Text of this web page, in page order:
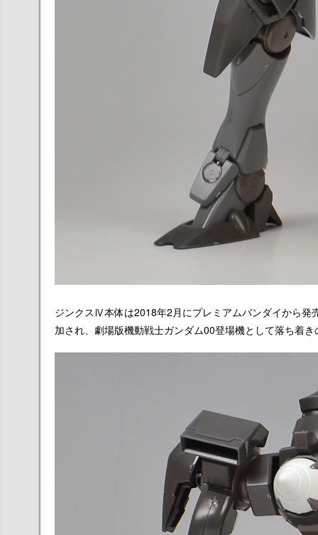
ジンクスⅣ本体は2018年2月にプレミアムバンダイから
加され、劇場版機動戦士ガンダム00登場機として落ち着